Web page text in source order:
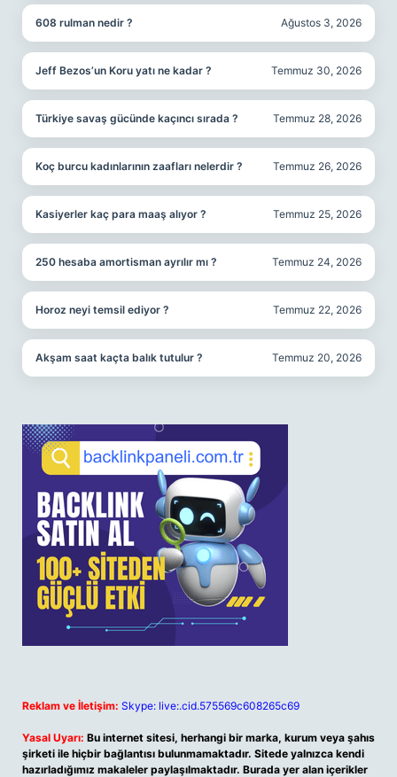
608 rulman nedir ? Ağustos 3, 2026
Jeff Bezos’un Koru yatı ne kadar ? Temmuz 30, 2026
Türkiye savaş gücünde kaçıncı sırada ? Temmuz 28, 2026
Koç burcu kadınlarının zaafları nelerdir ? Temmuz 26, 2026
Kasiyerler kaç para maaş alıyor ? Temmuz 25, 2026
250 hesaba amortisman ayrılır mı ? Temmuz 24, 2026
Horoz neyi temsil ediyor ? Temmuz 22, 2026
Akşam saat kaçta balık tutulur ? Temmuz 20, 2026
Reklam ve İletişim: Skype: live:.cid.575569c608265c69
Yasal Uyarı: Bu internet sitesi, herhangi bir marka, kurum veya şahıs
şirketi ile hiçbir bağlantısı bulunmamaktadır. Sitede yalnızca kendi
hazırladığımız makaleler paylaşılmaktadır. Burada yer alan içerikler